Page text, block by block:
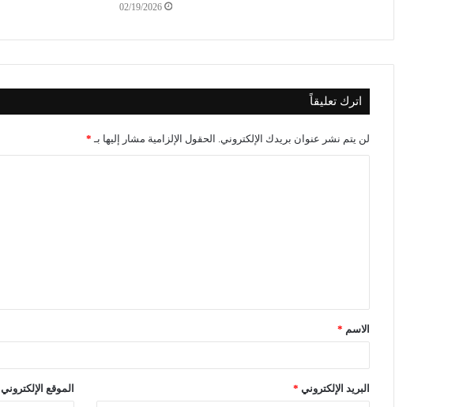
02/19/2026
اترك تعليقاً
لن يتم نشر عنوان بريدك الإلكتروني. الحقول الإلزامية مشار إليها بـ *
الاسم *
البريد الإلكتروني * الموقع الإلكتروني